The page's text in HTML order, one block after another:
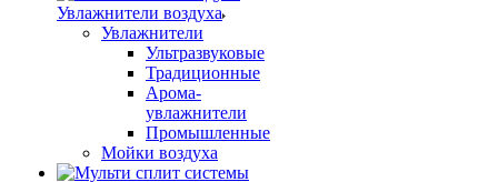
Увлажнители воздуха
Увлажнители
Ультразвуковые
Традиционные
Арома-
увлажнители
Промышленные
Мойки воздуха